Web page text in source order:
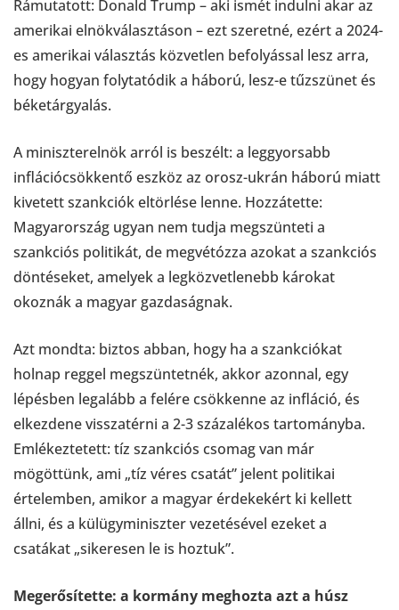
Rámutatott: Donald Trump – aki ismét indulni akar az
amerikai elnökválasztáson – ezt szeretné, ezért a 2024-
es amerikai választás közvetlen befolyással lesz arra,
hogy hogyan folytatódik a háború, lesz-e tűzszünet és
béketárgyalás.
A miniszterelnök arról is beszélt: a leggyorsabb
inflációcsökkentő eszköz az orosz-ukrán háború miatt
kivetett szankciók eltörlése lenne. Hozzátette:
Magyarország ugyan nem tudja megszünteti a
szankciós politikát, de megvétózza azokat a szankciós
döntéseket, amelyek a legközvetlenebb károkat
okoznák a magyar gazdaságnak.
Azt mondta: biztos abban, hogy ha a szankciókat
holnap reggel megszüntetnék, akkor azonnal, egy
lépésben legalább a felére csökkenne az infláció, és
elkezdene visszatérni a 2-3 százalékos tartományba.
Emlékeztetett: tíz szankciós csomag van már
mögöttünk, ami „tíz véres csatát” jelent politikai
értelemben, amikor a magyar érdekekért ki kellett
állni, és a külügyminiszter vezetésével ezeket a
csatákat „sikeresen le is hoztuk”.
Megerősítette: a kormány meghozta azt a húsz